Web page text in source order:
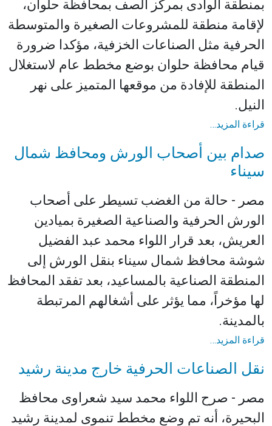
بمنطقة الوادى بمركز الصف بمحافظة حلوان،
لإقامة منطقة للمشروعات الصغيرة والمتوسطة
الحرفية مثل الصناعات الخزفية، مؤكدا ضرورة
قيام محافظة حلوان بوضع مخطط عام لاستغلال
المنطقة للإفادة من موقعها المتميز على نهر
النيل.
قراءة المزيد…
صدام بين أصحاب الورش ومحافظ شمال
سيناء
مصر - حالة من الغضب تسيطر على أصحاب
الورش الحرفية والصناعية الصغيرة بميادين
العريش، بعد قرار اللواء محمد عبد الفضيل
شوشة محافظ شمال سيناء بنقل الورش إلى
المنطقة الصناعية بالمساعيد، بعد تفقد المحافظ
لها مؤخراً، مما يؤثر على أشغالهم المرتبطة
بالمدينة.
قراءة المزيد…
نقل الصناعات الحرفية خارج مدينة رشيد
مصر - صرح اللواء محمد سيد شعراوى محافظ
البحيرة، أنه تم وضع مخطط تنموى لمدينة رشيد